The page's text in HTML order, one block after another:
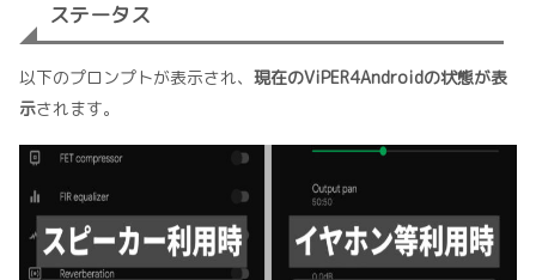
ステータス
以下のプロンプトが表示され、 現在のViPER4Androidの状態が表
示されます。